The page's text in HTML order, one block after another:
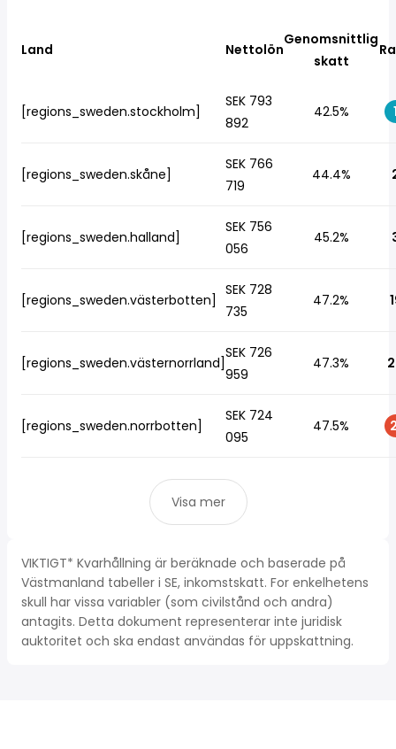
Land Nettolön
Genomsnittlig
skatt
[regions_sweden.stockholm]
SEK 793
892
42.5%
[regions_sweden.skåne]
SEK 766
719
44.4%
[regions_sweden.halland]
SEK 756
056
45.2%
[regions_sweden.västerbotten]
SEK 728
735
47.2%
[regions_sweden.västernorrland]
SEK 726
959
47.3%
[regions_sweden.norrbotten]
SEK 724
095
47.5%
Visa mer
VIKTIGT* Kvarhållning är beräknade och baserade på
Västmanland tabeller i SE, inkomstskatt. For enkelhetens
skull har vissa variabler (som civilstånd och andra)
antagits. Detta dokument representerar inte juridisk
auktoritet och ska endast användas för uppskattning.